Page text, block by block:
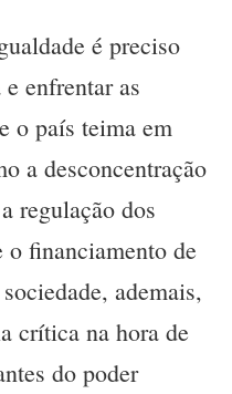
é preciso
enfrentar as
o país teima em
a desconcentração
regulação dos
o financiamento de
ademais,
crítica na hora de
do poder